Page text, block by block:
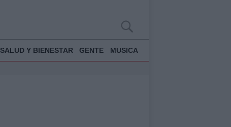
SALUD Y BIENESTAR GENTE MUSICA